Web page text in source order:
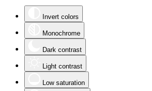
Invert colors
Monochrome
Dark contrast
Light contrast
Low saturation